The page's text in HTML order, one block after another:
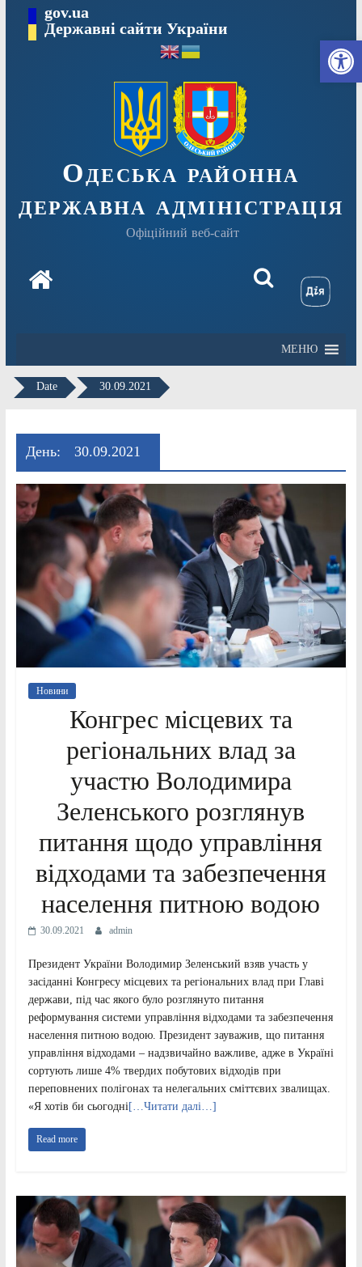
Перейтиgov.ua
Державні сайти України
Одеська районна
державна адміністрація
Офіційний веб-сайт
МЕНЮ
Date 30.09.2021
День: 30.09.2021
Новини
Конгрес місцевих та
регіональних влад за
участю Володимира
Зеленського розглянув
питання щодо управління
відходами та забезпечення
населення питною водою
30.09.2021 admin
Президент України Володимир Зеленський взяв участь у
засіданні Конгресу місцевих та регіональних влад при Главі
держави, під час якого було розглянуто питання
реформування системи управління відходами та забезпечення
населення питною водою. Президент зауважив, що питання
управління відходами – надзвичайно важливе, адже в Україні
сортують лише 4% твердих побутових відходів при
переповнених полігонах та нелегальних сміттєвих звалищах.
«Я хотів би сьогодні […Читати далі…]
Read more